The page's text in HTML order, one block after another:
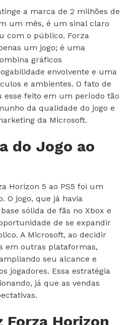
a marca de 2 milhões de
um mês, é um sinal claro
com o público. Forza
um jogo; é uma
gráficos
envolvente e uma
e ambientes. O fato de
esse feito em um período tão
da qualidade do jogo e
da Microsoft.
do Jogo ao
Horizon 5 ao PS5 foi um
O jogo, que já havia
sólida de fãs no Xbox e
de se expandir
A Microsoft, ao decidir
em outras plataformas,
seu alcance e
jogadores. Essa estratégia
já que as vendas
Forza Horizon